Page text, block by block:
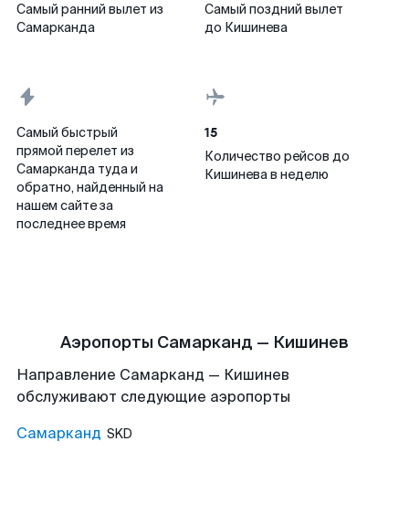
Самый ранний вылет из
Самарканда
Самый поздний вылет
до Кишинева
Самый быстрый
прямой перелет из
Самарканда туда и
обратно, найденный на
нашем сайте за
последнее время
15
Количество рейсов до
Кишинева в неделю
Аэропорты Самарканд — Кишинев
Направление Самарканд — Кишинев
обслуживают следующие аэропорты
Самарканд SKD